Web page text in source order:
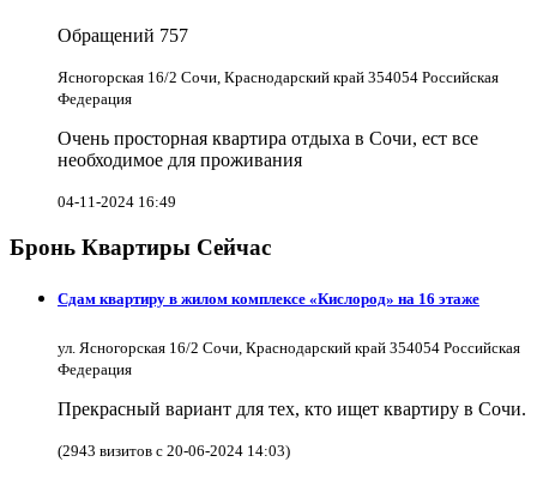
Обращений 757
Ясногорская 16/2 Сочи, Краснодарский край 354054 Российская
Федерация
Очень просторная квартира отдыха в Сочи, ест все
необходимое для проживания
04-11-2024 16:49
Бронь Квартиры Сейчас
Сдам квартиру в жилом комплексе «Кислород» на 16 этаже
ул. Ясногорская 16/2 Сочи, Краснодарский край 354054 Российская
Федерация
Прекрасный вариант для тех, кто ищет квартиру в Сочи.
(2943 визитов с 20-06-2024 14:03)